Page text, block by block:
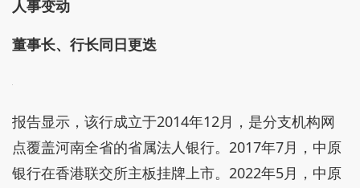
人事变动
董事长、行长同日更迭
报告显示，该行成立于2014年12月，是分支机构网
点覆盖河南全省的省属法人银行。2017年7月，中原
银行在香港联交所主板挂牌上市。2022年5月，中原